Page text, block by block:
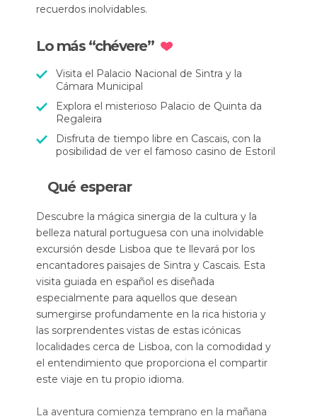
recuerdos inolvidables.
Lo más “chévere”
Visita el Palacio Nacional de Sintra y la
Cámara Municipal
Explora el misterioso Palacio de Quinta da
Regaleira
Disfruta de tiempo libre en Cascais, con la
posibilidad de ver el famoso casino de Estoril
Qué esperar
Descubre la mágica sinergia de la cultura y la
belleza natural portuguesa con una inolvidable
excursión desde Lisboa que te llevará por los
encantadores paisajes de Sintra y Cascais. Esta
visita guiada en español es diseñada
especialmente para aquellos que desean
sumergirse profundamente en la rica historia y
las sorprendentes vistas de estas icónicas
localidades cerca de Lisboa, con la comodidad y
el entendimiento que proporciona el compartir
este viaje en tu propio idioma.
La aventura comienza temprano en la mañana